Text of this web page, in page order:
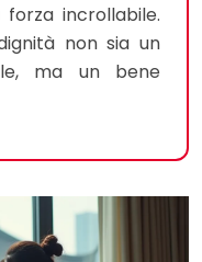
incrollabile.
non sia un
ma un bene